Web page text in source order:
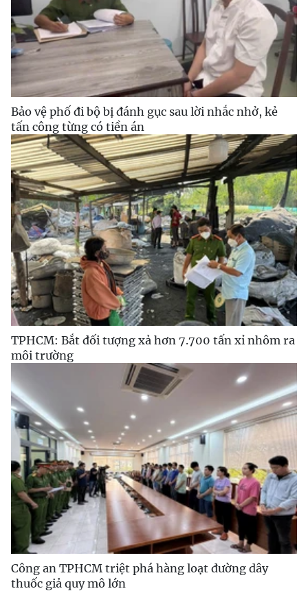
Bảo vệ phố đi bộ bị đánh gục sau lời nhắc nhở, kẻ
tấn công từng có tiền án
TPHCM: Bắt đối tượng xả hơn 7.700 tấn xỉ nhôm ra
môi trường
Công an TPHCM triệt phá hàng loạt đường dây
thuốc giả quy mô lớn